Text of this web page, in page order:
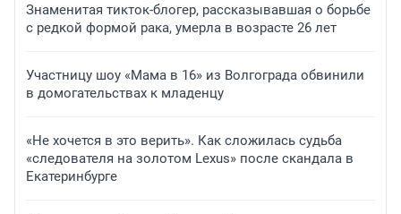
Знаменитая тикток-блогер, рассказывавшая о борьбе
с редкой формой рака, умерла в возрасте 26 лет
Участницу шоу «Мама в 16» из Волгограда обвинили
в домогательствах к младенцу
«Не хочется в это верить». Как сложилась судьба
«следователя на золотом Lexus» после скандала в
Екатеринбурге